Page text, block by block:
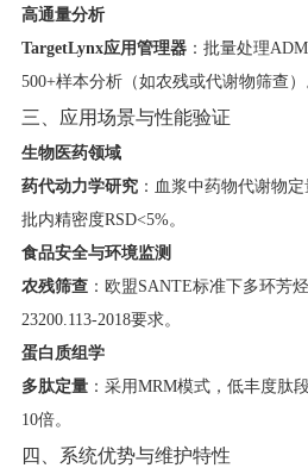
​高通量分析​
​TargetLynx应用管理器​：批量处理
500+样本分析（如农残或代谢物筛查）
三、应用场景与性能验证
​生物医药领域​
​药代动力学研究​：血浆中药物代谢物
批内精密度RSD<5%。
​食品安全与环境监测​
​农残筛查​：欧盟SANTE标准下多环芳
23200.113-2018要求。
​蛋白质组学​
​多肽定量​：采用MRM模式，低丰度肽
10倍。
四、系统优势与维护特性